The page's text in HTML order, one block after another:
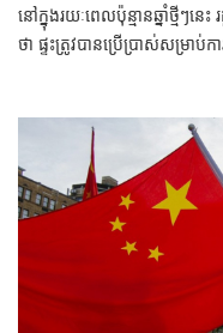
នៅ​ក្នុង​រយៈពេល​ប៉ុន្មាន​ឆ្នាំ​ថ្មីៗ​ន
ថា ផ្ទះ​ត្រូវ​បាន​ប្រើប្រាស់​សម្រ